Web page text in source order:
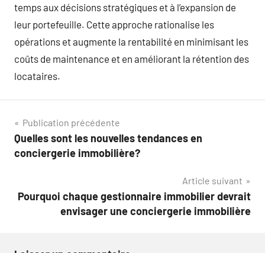
temps aux décisions stratégiques et à l’expansion de
leur portefeuille. Cette approche rationalise les
opérations et augmente la rentabilité en minimisant les
coûts de maintenance et en améliorant la rétention des
locataires.
Navigation
de
Publication précédente
Quelles sont les nouvelles tendances en
conciergerie immobilière?
Article suivant
Pourquoi chaque gestionnaire immobilier devrait
envisager une conciergerie immobilière